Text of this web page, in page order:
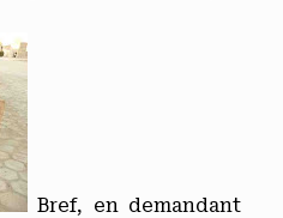
Bref, en demandant